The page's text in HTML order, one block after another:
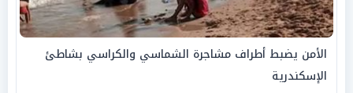
الأمن يضبط أطراف مشاجرة الشماسي والكراسي بشاطئ
الإسكندرية